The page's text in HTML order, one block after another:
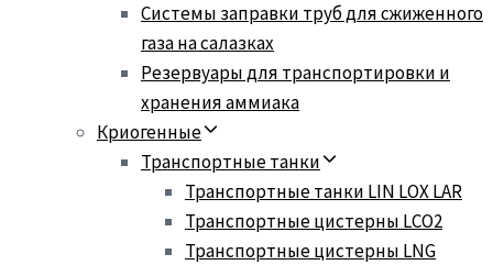
Системы заправки труб для сжиженного
газа на салазках
Резервуары для транспортировки и
хранения аммиака
Криогенные
Транспортные танки
Транспортные танки LIN LOX LAR
Транспортные цистерны LCO2
Транспортные цистерны LNG